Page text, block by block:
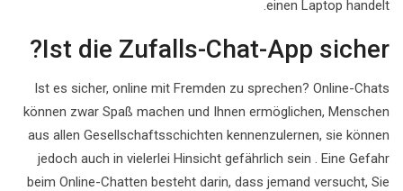
einen Laptop handelt.
Ist die Zufalls-Chat-App sicher?
Ist es sicher, online mit Fremden zu sprechen? Online-Chats
können zwar Spaß machen und Ihnen ermöglichen, Menschen
aus allen Gesellschaftsschichten kennenzulernen, sie können
jedoch auch in vielerlei Hinsicht gefährlich sein . Eine Gefahr
beim Online-Chatten besteht darin, dass jemand versucht, Sie